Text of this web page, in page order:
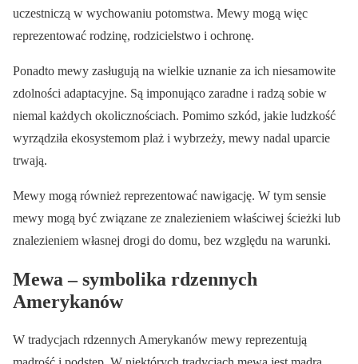
uczestniczą w wychowaniu potomstwa. Mewy mogą więc
reprezentować rodzinę, rodzicielstwo i ochronę.
Ponadto mewy zasługują na wielkie uznanie za ich niesamowite
zdolności adaptacyjne. Są imponująco zaradne i radzą sobie w
niemal każdych okolicznościach. Pomimo szkód, jakie ludzkość
wyrządziła ekosystemom plaż i wybrzeży, mewy nadal uparcie
trwają.
Mewy mogą również reprezentować nawigację. W tym sensie
mewy mogą być związane ze znalezieniem właściwej ścieżki lub
znalezieniem własnej drogi do domu, bez względu na warunki.
Mewa – symbolika rdzennych
Amerykanów
W tradycjach rdzennych Amerykanów mewy reprezentują